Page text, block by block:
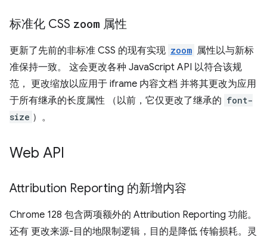
标准化 CSS zoom 属性
更新了先前的非标准 CSS 的现有实现 zoom 属性以与新标
准保持一致。 这会更改各种 JavaScript API 以符合该规
范， 更改缩放以应用于 iframe 内容文档 并将其更改为应用
于所有继承的长度属性 （以前，它仅更改了继承的 font-
size ）。
Web API
Attribution Reporting 的新增内容
Chrome 128 包含两项额外的 Attribution Reporting 功能。
还有 更改来源-目的地限制逻辑，目的是降低 传输损耗。灵